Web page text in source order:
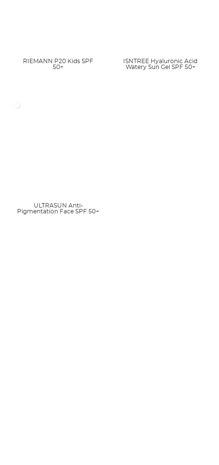
RIEMANN P20 Kids SPF
50+
ISNTREE Hyaluronic Acid
Watery Sun Gel SPF 50+
ULTRASUN Anti-
Pigmentation Face SPF 50+